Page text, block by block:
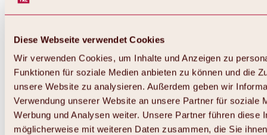
Diese Webseite verwendet Cookies
Wir verwenden Cookies, um Inhalte und Anzeigen zu
Funktionen für soziale Medien anbieten zu können und die
unsere Website zu analysieren. Außerdem geben wir
Verwendung unserer Website an unsere Partner für soziale
Werbung und Analysen weiter. Unsere Partner führen diese
möglicherweise mit weiteren Daten zusammen, die Sie